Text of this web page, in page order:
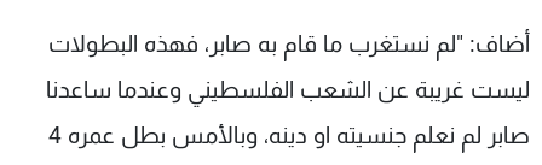
أضاف: "لم نستغرب ما قام به صابر، فهذه البطولات
ليست غريبة عن الشعب الفلسطيني وعندما ساعدنا
صابر لم نعلم جنسيته او دينه، وبالأمس بطل عمره 4